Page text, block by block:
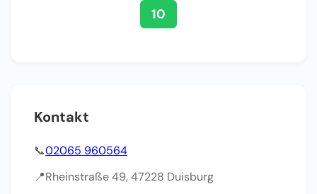
10
Kontakt
📞02065 960564
📍Rheinstraße 49, 47228 Duisburg